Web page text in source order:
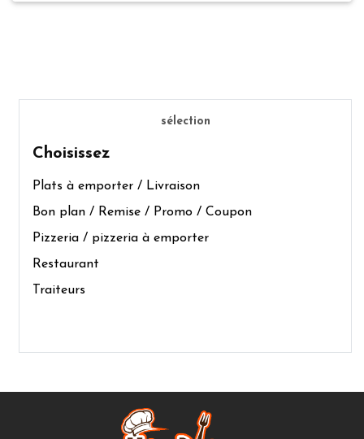
sélection
Choisissez
Plats à emporter / Livraison
Bon plan / Remise / Promo / Coupon
Pizzeria / pizzeria à emporter
Restaurant
Traiteurs